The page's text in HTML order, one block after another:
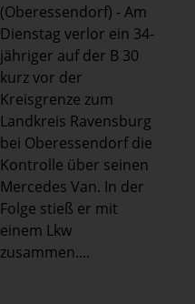
(Oberessendorf) - Am
Dienstag verlor ein 34-
jähriger auf der B 30
kurz vor der
Kreisgrenze zum
Landkreis Ravensburg
bei Oberessendorf die
Kontrolle über seinen
Mercedes Van. In der
Folge stieß er mit
einem Lkw
zusammen....